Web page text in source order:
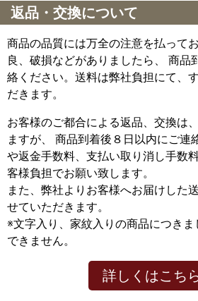
返品・交換について
商品の品質には万全の注意を払って
良、破損などがありましたら、 商品
絡ください。送料は弊社負担にて、
だきます。
お客様のご都合による返品、交換は
ますが、
商品到着後８日以内にご連
や返金手数料、支払い取り消し手数
客様負担でお願い致します。
また、弊社よりお客様へお届けした
せていただきます。
※文字入り、家紋入りの商品につき
できません。
詳しくはこち